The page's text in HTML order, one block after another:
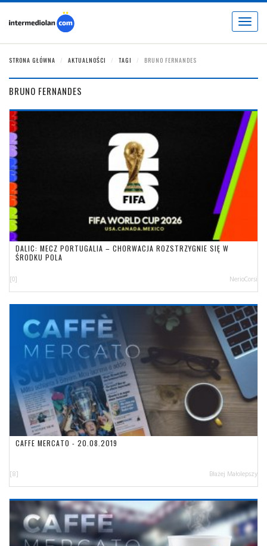
Toggle
STRONA GŁÓWNA AKTUALNOŚCI TAGI BRUNO FERNANDES
BRUNO FERNANDES
DALIC: MECZ PORTUGALIA – CHORWACJA ROZSTRZYGNIE SIĘ W
ŚRODKU POLA
[0] NerioCorsi
CAFFE MERCATO - 20.08.2019
[8] Błażej Małolepszy